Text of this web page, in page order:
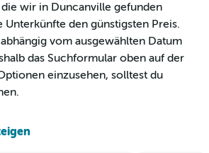
wir in Duncanville gefunden
Unterkünfte den günstigsten Preis.
vom ausgewählten Datum
das Suchformular oben auf der
einzusehen, solltest du